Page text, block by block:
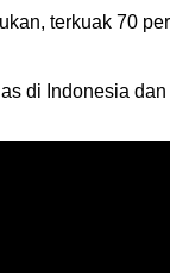
terkuak 70
di Indonesia